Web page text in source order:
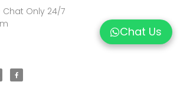
Chat Only 24/7
Chat Us